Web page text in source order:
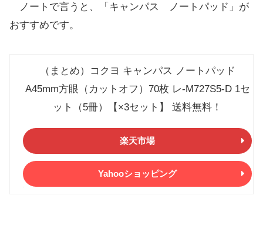
ノートで言うと、「キャンパス ノートパッド」が
おすすめです。
（まとめ）コクヨ キャンパス ノートパッド
A45mm方眼（カットオフ）70枚 レ-M727S5-D 1セ
ット（5冊）【×3セット】 送料無料！
楽天市場
Yahooショッピング